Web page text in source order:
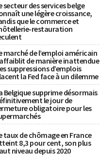
secteur des services belge
une légère croissance,
que le commerce et
restauration
marché de l’emploi américain
de manière inattendue
suppressions d’emplois
la Fed face à un dilemme
Belgique supprime désormais
le jour de
obligatoire pour les
taux de chômage en France
8,3 pour cent, son plus
niveau depuis 2020